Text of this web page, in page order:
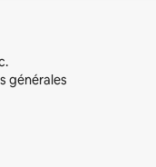
générales